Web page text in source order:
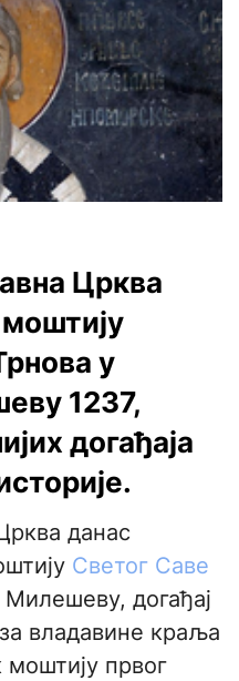
Црква
у
1237,
догађаја
данас
Светог Саве
догађај
владавине краља
моштију првог